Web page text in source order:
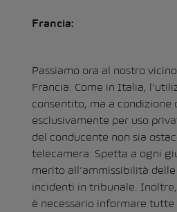
Francia:
Passiamo ora al nostro
Francia. Come in Italia,
consentito, ma a condizione
esclusivamente per uso
del conducente non sia
telecamera. Spetta a ogni
merito all’ammissibilità
incidenti in tribunale.
è necessario informare